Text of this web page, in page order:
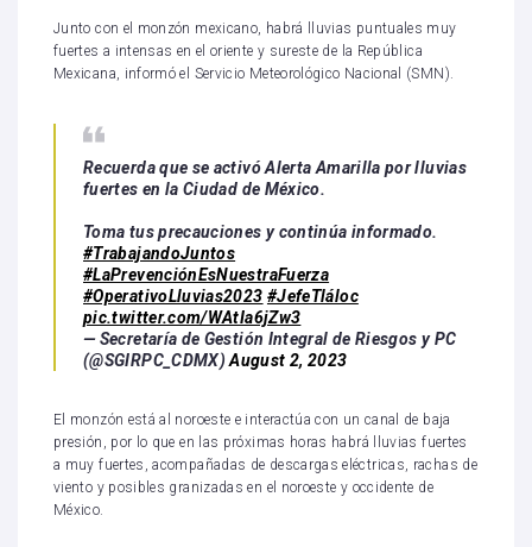
Junto con el monzón mexicano, habrá lluvias puntuales muy
fuertes a intensas en el oriente y sureste de la República
Mexicana, informó el Servicio Meteorológico Nacional (SMN).
Recuerda que se activó Alerta Amarilla por lluvias
fuertes en la Ciudad de México.
Toma tus precauciones y continúa informado.
#TrabajandoJuntos
#LaPrevenciónEsNuestraFuerza
#OperativoLluvias2023 #JefeTláloc
pic.twitter.com/WAtIa6jZw3
— Secretaría de Gestión Integral de Riesgos y PC
(@SGIRPC_CDMX)August 2, 2023
El monzón está al noroeste e interactúa con un canal de baja
presión, por lo que en las próximas horas habrá lluvias fuertes
a muy fuertes, acompañadas de descargas eléctricas, rachas de
viento y posibles granizadas en el noroeste y occidente de
México.